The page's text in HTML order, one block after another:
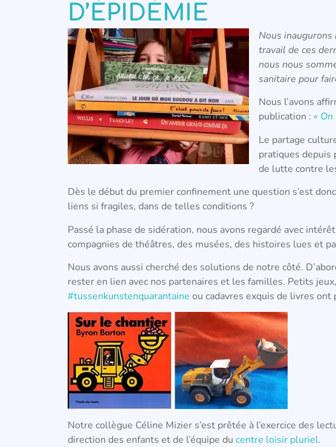
D’ÉPIDÉMIE
Nous
travail de ces
nous nous
sanitaire pour
Nous l’avons
publication : «
Le partage
pratiques depuis
de lutte contre
Dès le début du premier confinement une question s’est
liens si fragiles, dans de telles conditions ?
Passé la phase de sidération, nous avons regardé avec
compagnies de théâtres, des musées, des histoires lues et
Nous avons aussi cherché des solutions de notre côté.
rester en lien avec nos partenaires et les familles. Petits
#tussenkunstenquarantaine ou cadavres exquis de livres
Notre collègue Céline Mizier s’est prêtée à l’exercice des
direction des enfants et de l’équipe du centre loisir pluriel.